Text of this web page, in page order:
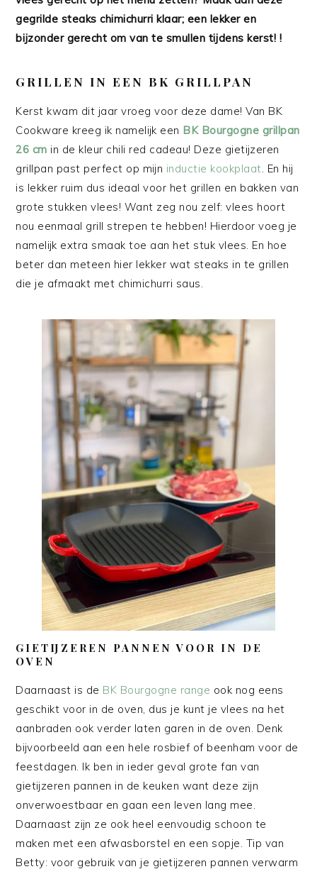
gegrilde steaks chimichurri klaar; een lekker en
bijzonder gerecht om van te smullen tijdens kerst! !
GRILLEN IN EEN BK GRILLPAN
Kerst kwam dit jaar vroeg voor deze dame! Van BK
Cookware kreeg ik namelijk een BK Bourgogne grillpan
26 cm in de kleur chili red cadeau! Deze gietijzeren
grillpan past perfect op mijn inductie kookplaat. En hij
is lekker ruim dus ideaal voor het grillen en bakken van
grote stukken vlees! Want zeg nou zelf: vlees hoort
nou eenmaal grill strepen te hebben! Hierdoor voeg je
namelijk extra smaak toe aan het stuk vlees. En hoe
beter dan meteen hier lekker wat steaks in te grillen
die je afmaakt met chimichurri saus.
GIETIJZEREN PANNEN VOOR IN DE
OVEN
Daarnaast is de BK Bourgogne range ook nog eens
geschikt voor in de oven, dus je kunt je vlees na het
aanbraden ook verder laten garen in de oven. Denk
bijvoorbeeld aan een hele rosbief of beenham voor de
feestdagen. Ik ben in ieder geval grote fan van
gietijzeren pannen in de keuken want deze zijn
onverwoestbaar en gaan een leven lang mee.
Daarnaast zijn ze ook heel eenvoudig schoon te
maken met een afwasborstel en een sopje. Tip van
Betty: voor gebruik van je gietijzeren pannen verwarm